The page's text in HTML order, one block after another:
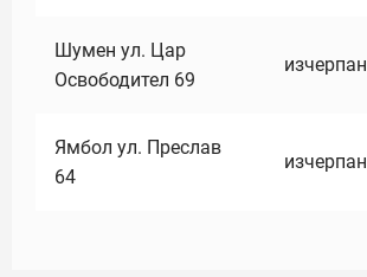
Шумен ул. Цар
Освободител 69
изчерпан
Ямбол ул. Преслав
64
изчерпан